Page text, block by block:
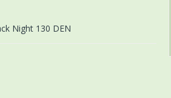
Night 130 DEN